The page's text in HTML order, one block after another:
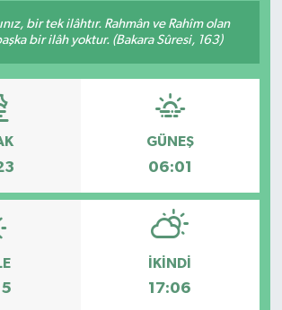
bir tek ilâhtır. Rahmân ve Rahîm olan
bir ilâh yoktur. (Bakara Sûresi, 163)
GÜNEŞ
06:01
İKINDI
17:06